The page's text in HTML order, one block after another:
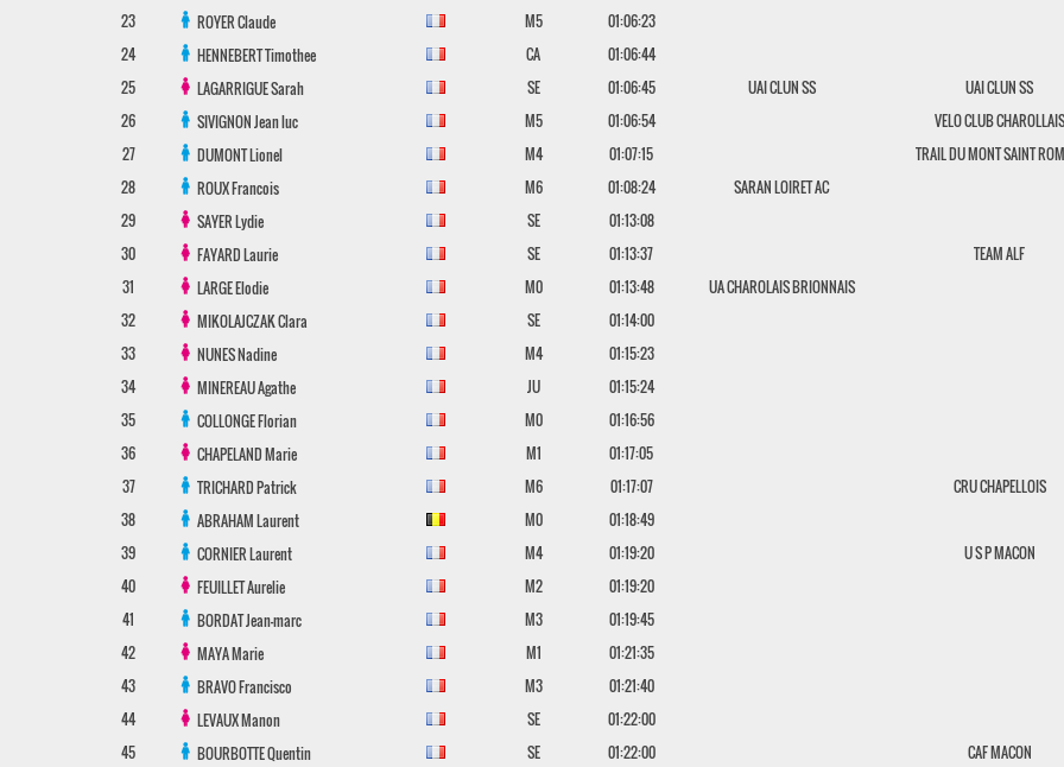
23
ROYERClaude M5
01:06:23
24
HENNEBERTTimothee CA
01:06:44
25
LAGARRIGUESarah SE 01:06:45 UAI CLUN SS
UAI CLUN SS
26
SIVIGNONJean luc M5 01:06:54
VELO CLUB CHAROLLAIS
27
DUMONTLionel M4 01:07:15
TRAIL DU MONT SAINT
28
ROUXFrancois M6 01:08:24
SARAN LOIRET AC
29
SAYERLydie SE
01:13:08
30
FAYARDLaurie SE 01:13:37
TEAM ALF
31
LARGEElodie M0 01:13:48
UA CHAROLAIS BRIONNAIS
32
MIKOLAJCZAKClara SE
01:14:00
33
NUNESNadine M4
01:15:23
34
MINEREAUAgathe JU
01:15:24
35
COLLONGEFlorian M0
01:16:56
36
CHAPELANDMarie M1
01:17:05
37
TRICHARDPatrick M6 01:17:07
CRU CHAPELLOIS
38
ABRAHAMLaurent M0
01:18:49
39
CORNIERLaurent M4 01:19:20
U S P MACON
40
FEUILLETAurelie M2
01:19:20
41
BORDATJean-marc M3
01:19:45
42
MAYAMarie M1
01:21:35
43
BRAVOFrancisco M3
01:21:40
44
LEVAUXManon SE
01:22:00
45
BOURBOTTEQuentin SE 01:22:00
CAF MACON